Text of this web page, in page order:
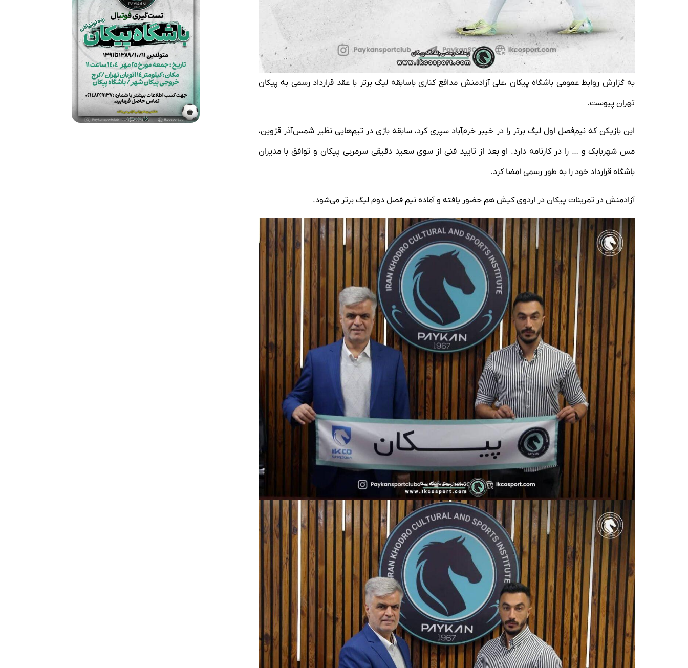
به گزارش روابط عمومی باشگاه پیکان ،علی آزادمنش مدافع کناری باسابقه لیگ برتر با عقد قرارداد رسمی به پیکان
تهران پیوست.
این بازیکن که نیم‌فصل اول لیگ برتر را در خیبر خرم‌آباد سپری کرد، سابقه بازی در تیم‌هایی نظیر شمس‌آذر قزوین،
مس شهربابک و … را در کارنامه دارد. او بعد از تایید فنی از سوی سعید دقیقی سرمربی پیکان و توافق با مدیران
باشگاه قرارداد خود را به طور رسمی امضا کرد.
آزادمنش در تمرینات پیکان در اردوی کیش هم حضور یافته و آماده نیم فصل دوم لیگ برتر می‌‎شود.